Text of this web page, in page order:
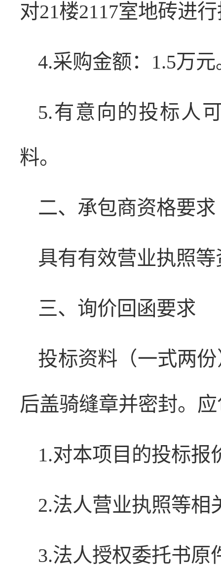
对21楼2117室地砖进
4.采购金额：1.5万元
5.有意向的投标人
料。
二、承包商资格要求
具有有效营业执照
三、询价回函要求
投标资料（一式两
后盖骑缝章并密封。
1.对本项目的投标报
2.法人营业执照等相
3.法人授权委托书原